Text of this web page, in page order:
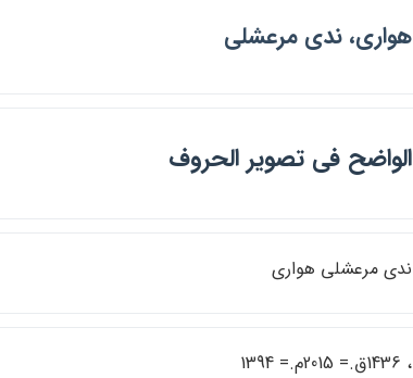
هواري، ندي مرعشلي
الواضح في تصوير الحروف
ندي مرعشلي هواري
، 1436ق.= 2015م.= 1394